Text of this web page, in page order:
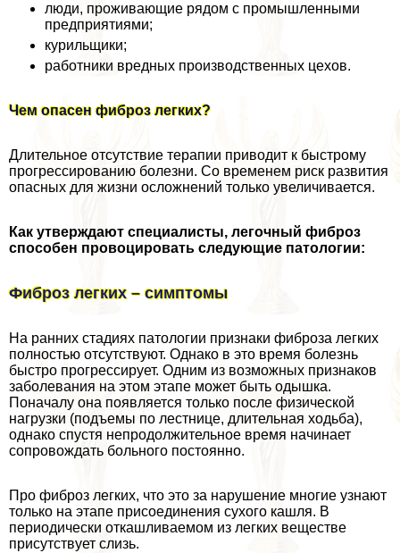
люди, проживающие рядом с промышленными
предприятиями;
курильщики;
работники вредных производственных цехов.
Чем опасен фиброз легких?
Длительное отсутствие терапии приводит к быстрому
прогрессированию болезни. Со временем риск развития
опасных для жизни осложнений только увеличивается.
Как утверждают специалисты, легочный фиброз
способен провоцировать следующие патологии:
Фиброз легких – симптомы
На ранних стадиях патологии признаки фиброза легких
полностью отсутствуют. Однако в это время болезнь
быстро прогрессирует. Одним из возможных признаков
заболевания на этом этапе может быть одышка.
Поначалу она появляется только после физической
нагрузки (подъемы по лестнице, длительная ходьба),
однако спустя непродолжительное время начинает
сопровождать больного постоянно.
Про фиброз легких, что это за нарушение многие узнают
только на этапе присоединения сухого кашля. В
периодически откашливаемом из легких веществе
присутствует слизь.